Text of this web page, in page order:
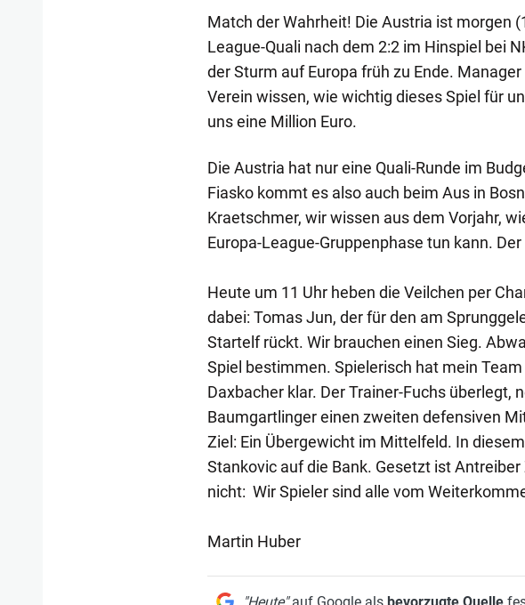
Match der Wahrheit! Die Austria ist morgen
League-Quali nach dem 2:2 im Hinspiel bei
der Sturm auf Europa früh zu Ende.
Verein wissen, wie wichtig dieses Spiel für
uns eine Million Euro.
Die Austria hat nur eine Quali-Runde im
Fiasko kommt es also auch beim Aus in
Kraetschmer, wir wissen aus dem Vorjahr,
Europa-League-Gruppenphase tun kann.
Heute um 11 Uhr heben die Veilchen per
dabei: Tomas Jun, der für den am
Startelf rückt. Wir brauchen einen Sieg.
Spiel bestimmen. Spielerisch hat mein
Daxbacher klar. Der Trainer-Fuchs überlegt,
Baumgartlinger einen zweiten defensiven
Ziel: Ein Übergewicht im Mittelfeld. In
Stankovic auf die Bank. Gesetzt ist
nicht: Wir Spieler sind alle vom
Martin Huber